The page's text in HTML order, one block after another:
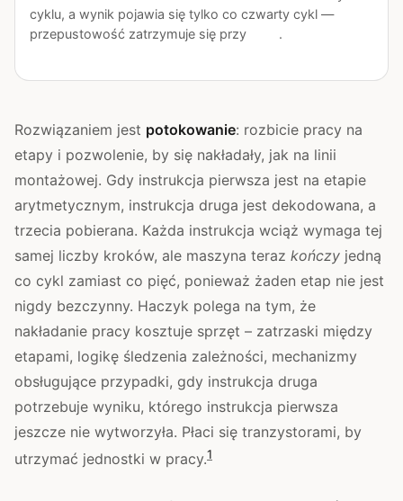
cyklu, a wynik pojawia się tylko co czwarty cykl —
przepustowość zatrzymuje się przy
.
Rozwiązaniem jest potokowanie: rozbicie pracy na
etapy i pozwolenie, by się nakładały, jak na linii
montażowej. Gdy instrukcja pierwsza jest na etapie
arytmetycznym, instrukcja druga jest dekodowana, a
trzecia pobierana. Każda instrukcja wciąż wymaga tej
samej liczby kroków, ale maszyna teraz kończy jedną
co cykl zamiast co pięć, ponieważ żaden etap nie jest
nigdy bezczynny. Haczyk polega na tym, że
nakładanie pracy kosztuje sprzęt – zatrzaski między
etapami, logikę śledzenia zależności, mechanizmy
obsługujące przypadki, gdy instrukcja druga
potrzebuje wyniku, którego instrukcja pierwsza
jeszcze nie wytworzyła. Płaci się tranzystorami, by
utrzymać jednostki w pracy.1